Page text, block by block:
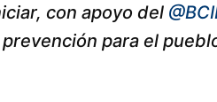
con apoyo del
para el